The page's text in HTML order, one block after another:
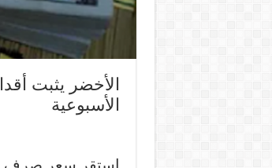
الأخضر يثبت
الأسبوعية